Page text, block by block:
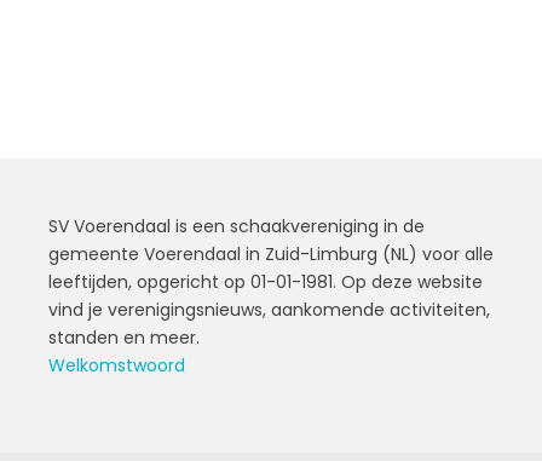
SV Voerendaal is een schaakvereniging in de
gemeente Voerendaal in Zuid-Limburg (NL) voor alle
leeftijden, opgericht op 01-01-1981. Op deze website
vind je verenigingsnieuws, aankomende activiteiten,
standen en meer.
Welkomstwoord